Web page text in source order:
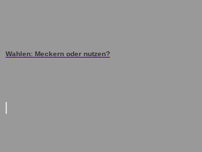
Wahlen: Meckern oder nutzen?